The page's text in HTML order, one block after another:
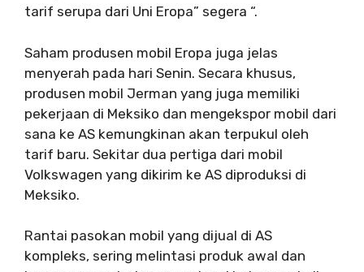
tarif serupa dari Uni Eropa” segera “.
Saham produsen mobil Eropa juga jelas
menyerah pada hari Senin. Secara khusus,
produsen mobil Jerman yang juga memiliki
pekerjaan di Meksiko dan mengekspor mobil dari
sana ke AS kemungkinan akan terpukul oleh
tarif baru. Sekitar dua pertiga dari mobil
Volkswagen yang dikirim ke AS diproduksi di
Meksiko.
Rantai pasokan mobil yang dijual di AS
kompleks, sering melintasi produk awal dan